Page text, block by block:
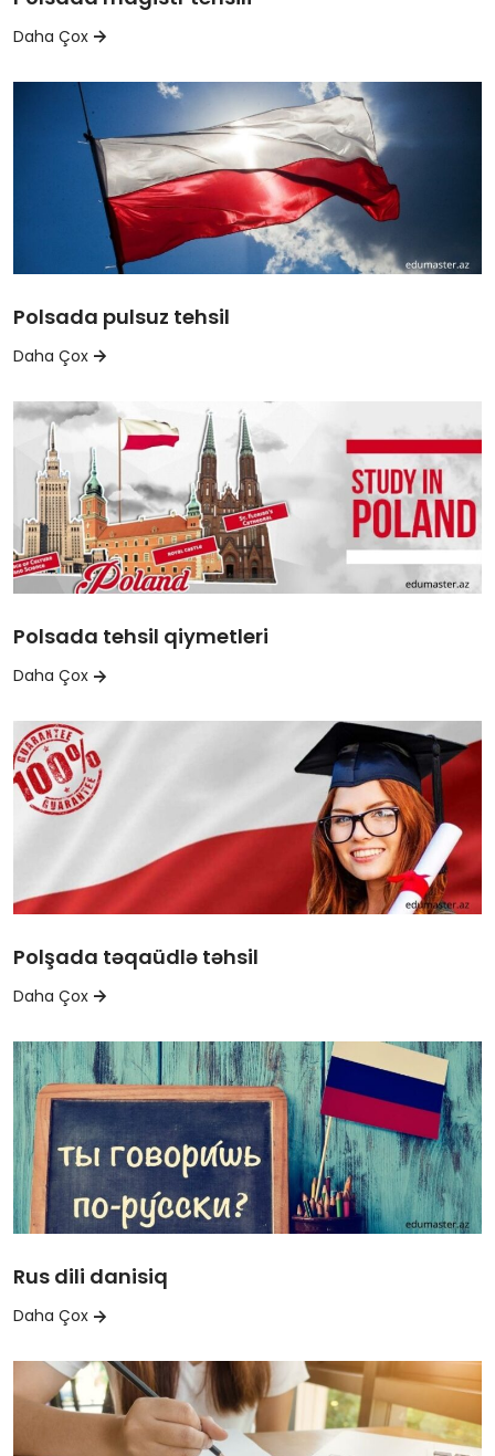
Daha Çox
Polsada pulsuz tehsil
Daha Çox
Polsada tehsil qiymetleri
Daha Çox
Polşada təqaüdlə təhsil
Daha Çox
Rus dili danisiq
Daha Çox